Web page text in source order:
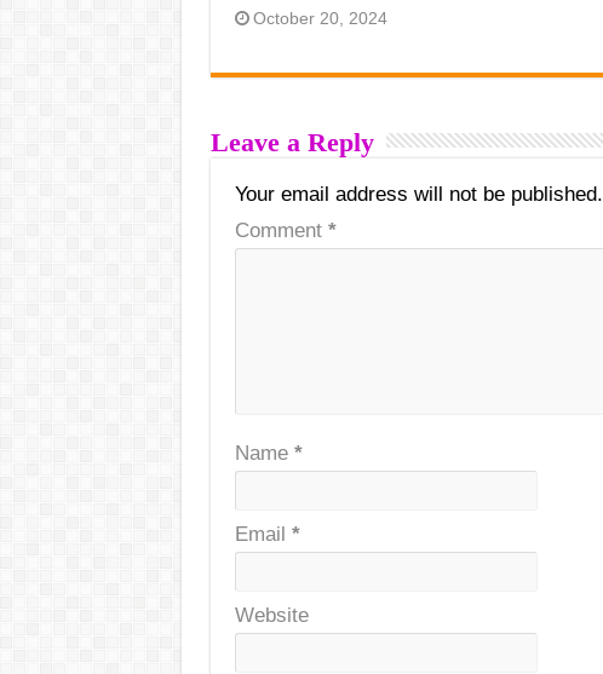
October 20, 2024
Leave a Reply
Your email address will not be published.
Comment *
Name *
Email *
Website